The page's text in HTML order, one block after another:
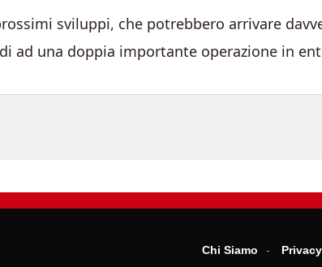
sviluppi, che potrebbero arrivare
ad una doppia importante operazione in
Chi Siamo